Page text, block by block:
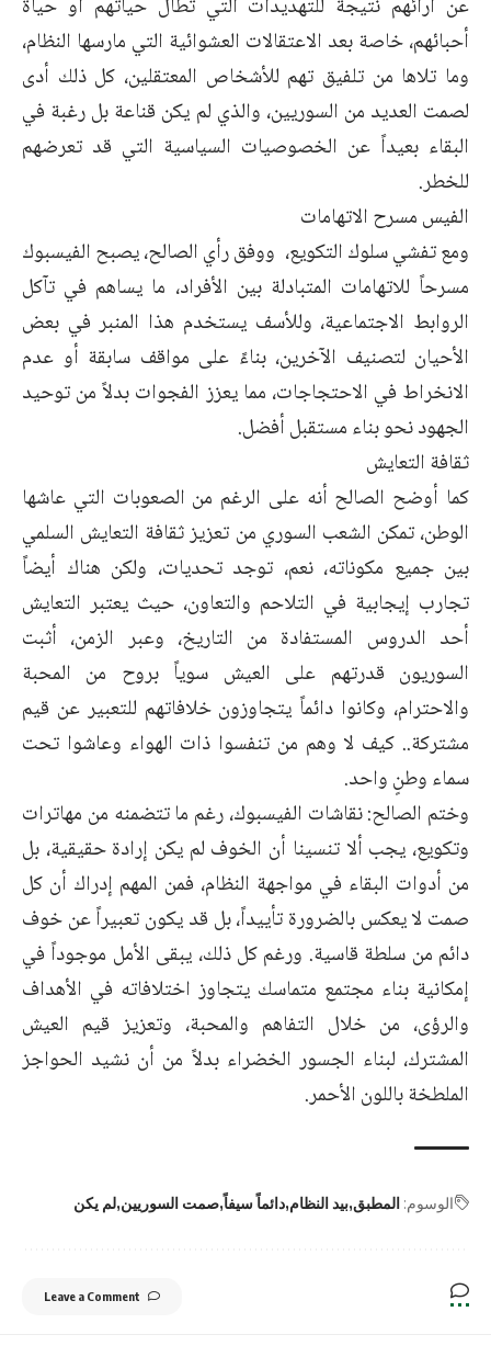
عن آرائهم نتيجة للتهديدات التي تطال حياتهم أو حياة
أحبائهم، خاصة بعد الاعتقالات العشوائية التي مارسها النظام،
وما تلاها من تلفيق تهم للأشخاص المعتقلين، كل ذلك أدى
لصمت العديد من السوريين، والذي لم يكن قناعة بل رغبة في
البقاء بعيداً عن الخصوصيات السياسية التي قد تعرضهم
للخطر.
الفيس مسرح الاتهامات
ومع تفشي سلوك التكويع، ووفق رأي الصالح، يصبح الفيسبوك
مسرحاً للاتهامات المتبادلة بين الأفراد، ما يساهم في تآكل
الروابط الاجتماعية، وللأسف يستخدم هذا المنبر في بعض
الأحيان لتصنيف الآخرين، بناءً على مواقف سابقة أو عدم
الانخراط في الاحتجاجات، مما يعزز الفجوات بدلاً من توحيد
الجهود نحو بناء مستقبل أفضل.
ثقافة التعايش
كما أوضح الصالح أنه على الرغم من الصعوبات التي عاشها
الوطن، تمكن الشعب السوري من تعزيز ثقافة التعايش السلمي
بين جميع مكوناته، نعم، توجد تحديات، ولكن هناك أيضاً
تجارب إيجابية في التلاحم والتعاون، حيث يعتبر التعايش
أحد الدروس المستفادة من التاريخ، وعبر الزمن، أثبت
السوريون قدرتهم على العيش سوياً بروح من المحبة
والاحترام، وكانوا دائماً يتجاوزون خلافاتهم للتعبير عن قيم
مشتركة.. كيف لا وهم من تنفسوا ذات الهواء وعاشوا تحت
سماء وطنٍ واحد.
وختم الصالح: نقاشات الفيسبوك، رغم ما تتضمنه من مهاترات
وتكويع، يجب ألا تنسينا أن الخوف لم يكن إرادة حقيقية، بل
من أدوات البقاء في مواجهة النظام، فمن المهم إدراك أن كل
صمت لا يعكس بالضرورة تأييداً، بل قد يكون تعبيراً عن خوف
دائم من سلطة قاسية. ورغم كل ذلك، يبقى الأمل موجوداً في
إمكانية بناء مجتمع متماسك يتجاوز اختلافاته في الأهداف
والرؤى، من خلال التفاهم والمحبة، وتعزيز قيم العيش
المشترك، لبناء الجسور الخضراء بدلاً من أن نشيد الحواجز
الملطخة باللون الأحمر.
الوسوم: المطبق بيد النظام دائماً سيفاً صمت السوريين لم يكن
Leave a Comment